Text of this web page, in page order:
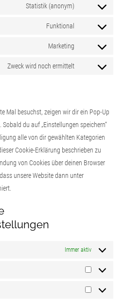
Statistik (anonym)
Funktional
Marketing
Zweck wird noch ermittelt
Mal besuchst, zeigen wir dir ein Pop-Up
du auf „Einstellungen speichern“
alle von dir gewählten Kategorien
Cookie-Erklärung beschrieben zu
von Cookies über deinen Browser
unsere Website dann unter
Immer aktiv